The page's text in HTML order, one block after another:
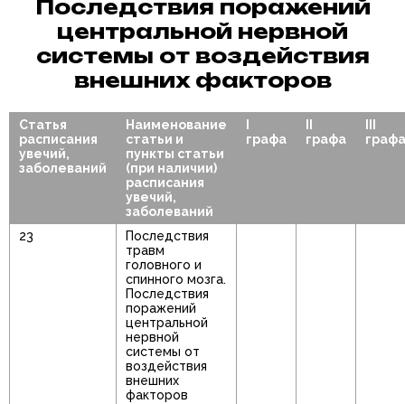
Последствия поражений
центральной нервной
системы от воздействия
внешних факторов
Статья
расписания
увечий,
заболеваний
Наименование
статьи и
пункты статьи
(при наличии)
расписания
увечий,
заболеваний
графа
графа
графа
23
Последствия
травм
головного и
спинного мозга.
Последствия
поражений
центральной
нервной
системы от
воздействия
внешних
факторов